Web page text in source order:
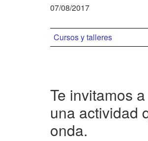
07/08/2017
Cursos y talleres
Te invitamos
una actividad
onda.